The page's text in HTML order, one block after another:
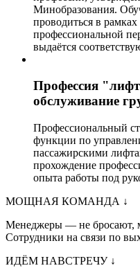
Минобразования.
проводиться в
профессиональной
выдаётся
Профессия
обслуживание
Профессиональный
функции по
пассажирскими
прохождение
опыта работы под
МОЩНАЯ КОМАНДА ↓
Менеджеры — не бросают,
Сотрудники на связи по
ИДЁМ НАВСТРЕЧУ ↓